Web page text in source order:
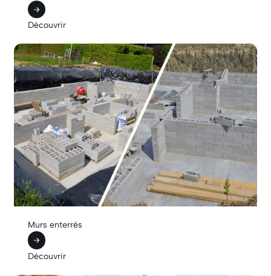
Découvrir
Murs enterrés
Découvrir